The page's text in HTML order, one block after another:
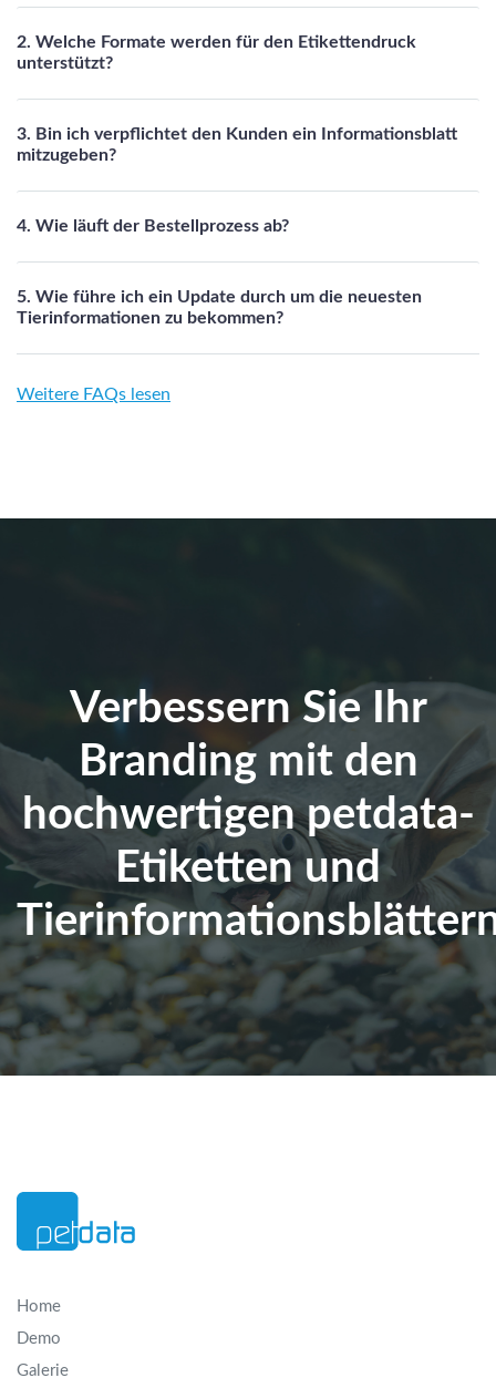
2. Welche Formate werden für den Etikettendruck
unterstützt?
3. Bin ich verpflichtet den Kunden ein Informationsblatt
mitzugeben?
4. Wie läuft der Bestellprozess ab?
5. Wie führe ich ein Update durch um die neuesten
Tierinformationen zu bekommen?
Weitere FAQs lesen
Verbessern Sie Ihr
Branding mit den
hochwertigen petdata-
Etiketten und
Home
Demo
Galerie